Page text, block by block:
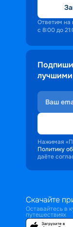
Ответим на
с 8:00 до
Нажимая
Политику
даёте
Скачайте
Оставайтесь в
путешествиях